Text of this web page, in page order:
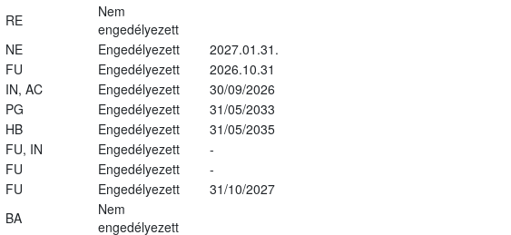
RE
Nem
engedélyezett
NE Engedélyezett
2027.01.31.
FU Engedélyezett
2026.10.31
IN, AC Engedélyezett
30/09/2026
PG Engedélyezett
31/05/2033
HB Engedélyezett
31/05/2035
FU, IN Engedélyezett
-
FU Engedélyezett
-
FU Engedélyezett
31/10/2027
BA
Nem
engedélyezett